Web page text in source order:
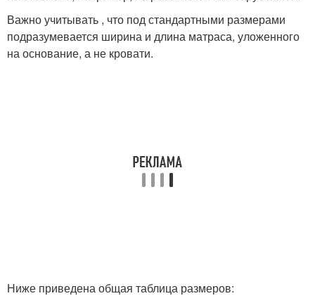
Важно учитывать , что под стандартными размерами
подразумевается ширина и длина матраса, уложенного
на основание, а не кровати.
Ниже приведена общая таблица размеров: